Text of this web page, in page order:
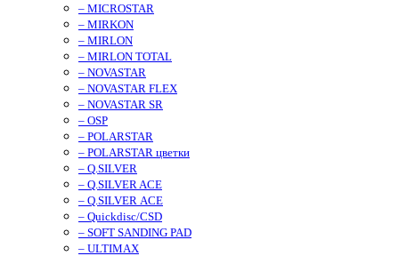
– MICROSTAR
– MIRKON
– MIRLON
– MIRLON TOTAL
– NOVASTAR
– NOVASTAR FLEX
– NOVASTAR SR
– OSP
– POLARSTAR
– POLARSTAR цветки
– Q.SILVER
– Q.SILVER ACE
– Q.SILVER ACE
– Quickdisc/CSD
– SOFT SANDING PAD
– ULTIMAX